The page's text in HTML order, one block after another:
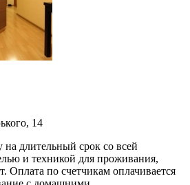
14
на длительный срок со всей
и техникой для проживания,
Оплата по счетчикам оплачивается